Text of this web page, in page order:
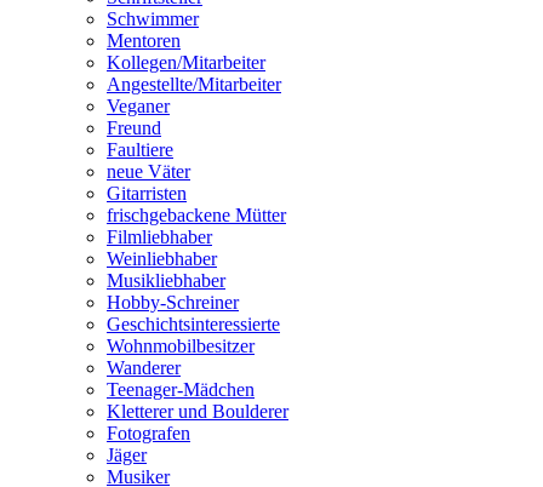
Schwimmer
Mentoren
Kollegen/Mitarbeiter
Angestellte/Mitarbeiter
Veganer
Freund
Faultiere
neue Väter
Gitarristen
frischgebackene Mütter
Filmliebhaber
Weinliebhaber
Musikliebhaber
Hobby-Schreiner
Geschichtsinteressierte
Wohnmobilbesitzer
Wanderer
Teenager-Mädchen
Kletterer und Boulderer
Fotografen
Jäger
Musiker